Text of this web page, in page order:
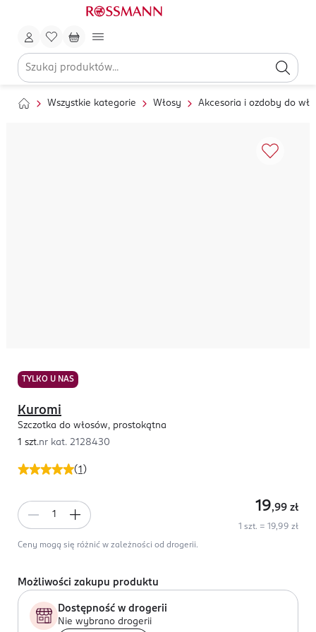
Wszystkie kategorie Włosy Akcesoria i ozdoby do
TYLKO U NAS
(1 )
Kuromi
Szczotka do włosów, prostokątna
1 szt.nr kat. 2128430
19,99 zł
1 szt. = 19,99 zł
Ceny mogą się różnić w zależności od drogerii.
Możliwości zakupu produktu
Dostępność w drogerii
Nie wybrano drogerii